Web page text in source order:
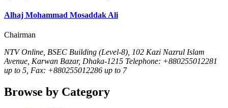
Alhaj Mohammad Mosaddak Ali
Chairman
NTV Online, BSEC Building (Level-8), 102 Kazi Nazrul Islam
Avenue, Karwan Bazar, Dhaka-1215 Telephone: +880255012281
up to 5, Fax: +880255012286 up to 7
Browse by Category